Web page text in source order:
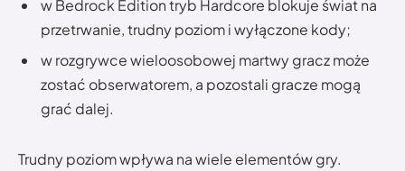
w Bedrock Edition tryb Hardcore blokuje świat na
przetrwanie, trudny poziom i wyłączone kody;
w rozgrywce wieloosobowej martwy gracz może
zostać obserwatorem, a pozostali gracze mogą
grać dalej.
Trudny poziom wpływa na wiele elementów gry.